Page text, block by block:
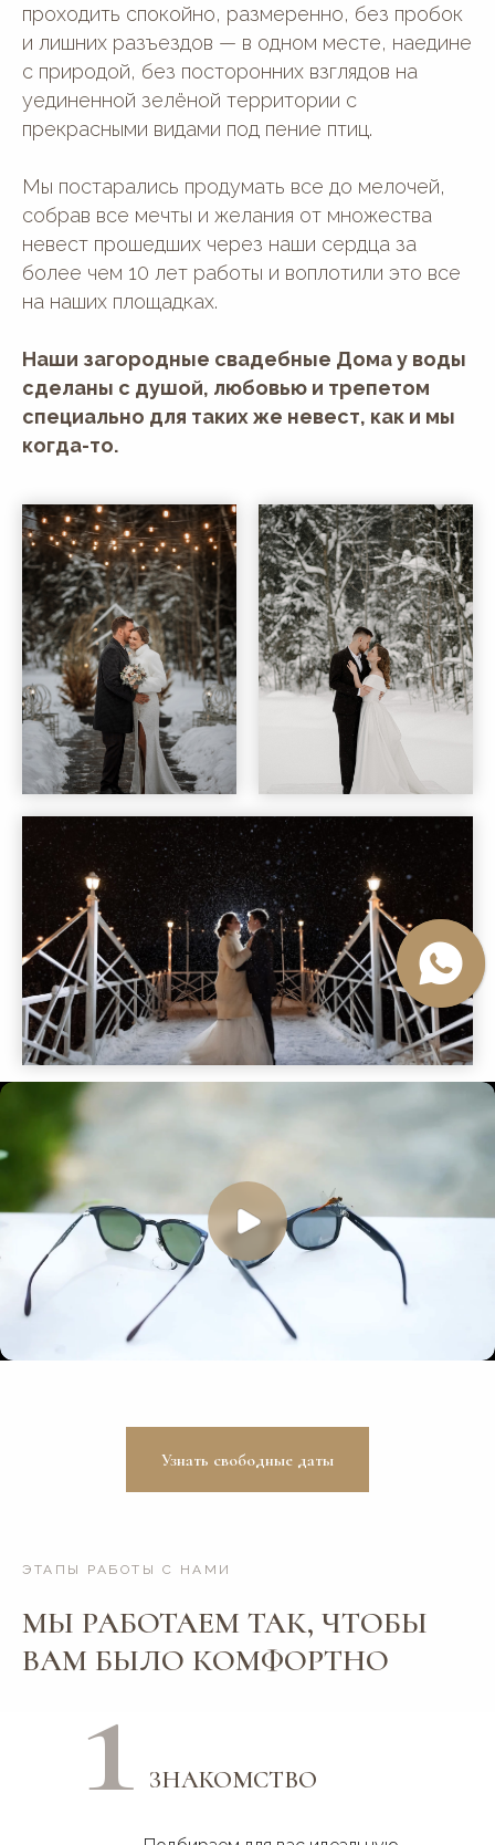
проходить спокойно, размеренно, без пробок
и лишних разъездов — в одном месте, наедине
с природой, без посторонних взглядов на
уединенной зелёной территории с
прекрасными видами под пение птиц.
Мы постарались продумать все до мелочей,
собрав все мечты и желания от множества
невест прошедших через наши сердца за
более чем 10 лет работы и воплотили это все
на наших площадках.
Наши загородные свадебные Дома у воды
сделаны с душой, любовью и трепетом
специально для таких же невест, как и мы
когда-то.
Узнать свободные даты
ЭТАПЫ РАБОТЫ С НАМИ
МЫ РАБОТАЕМ ТАК, ЧТОБЫ
ВАМ БЫЛО КОМФОРТНО
1 ЗНАКОМСТВО